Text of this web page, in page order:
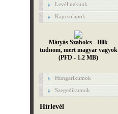
Levél nekünk
Kapcsolapok
Mátyás Szabolcs - Illik
tudnom, mert magyar vagyok
(PFD - 1.2 MB)
Hungarikumok
Szegedikumok
Hírlevél